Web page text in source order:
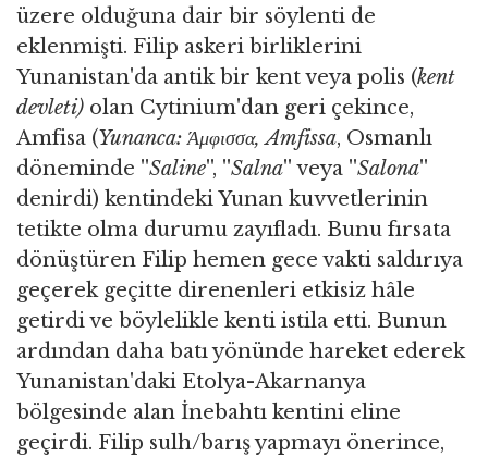
üzere olduğuna dair bir söylenti de
eklenmişti. Filip askeri birliklerini
Yunanistan'da antik bir kent veya polis (kent
devleti) olan Cytinium'dan geri çekince,
Amfisa (Yunanca: Άμφισσα, Amfissa, Osmanlı
döneminde ''Saline'', ''Salna'' veya ''Salona''
denirdi) kentindeki Yunan kuvvetlerinin
tetikte olma durumu zayıfladı. Bunu fırsata
dönüştüren Filip hemen gece vakti saldırıya
geçerek geçitte direnenleri etkisiz hâle
getirdi ve böylelikle kenti istila etti. Bunun
ardından daha batı yönünde hareket ederek
Yunanistan'daki Etolya-Akarnanya
bölgesinde alan İnebahtı kentini eline
geçirdi. Filip sulh/barış yapmayı önerince,